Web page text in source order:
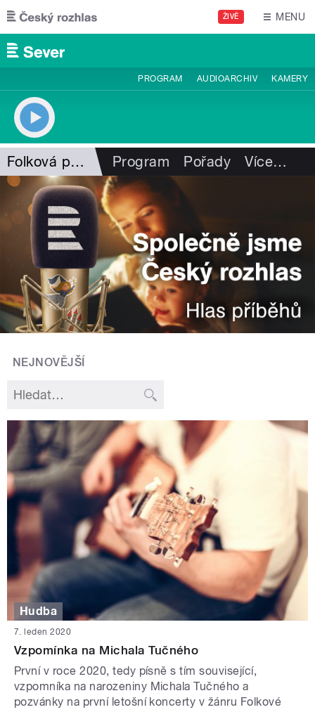
Přejít k hlavnímu obsahu
ŽIVĚ MENU
PROGRAM AUDIOARCHIV KAMERY
Folková pohlazení Program Pořady Více…
NEJNOVĚJŠÍ
Hudba
7. leden 2020
Vzpomínka na Michala Tučného
První v roce 2020, tedy písně s tím související,
vzpomníka na narozeniny Michala Tučného a
pozvánky na první letošní koncerty v žánru Folkové